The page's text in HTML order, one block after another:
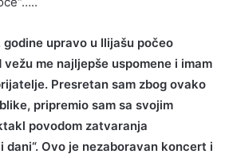
godine upravo u Ilijašu počeo
me najljepše uspomene i imam
Presretan sam zbog ovako
pripremio sam sa svojim
povodom zatvaranja
Ovo je nezaboravan koncert i